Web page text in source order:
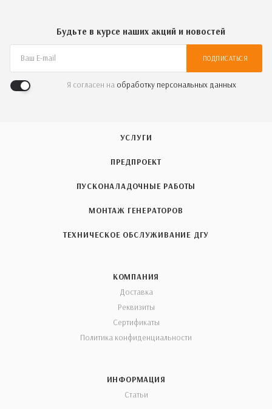
Будьте в курсе наших акций и новостей
ПОДПИСАТЬСЯ
Я согласен на обработку персональных данных
УСЛУГИ
ПРЕДПРОЕКТ
ПУСКОНАЛАДОЧНЫЕ РАБОТЫ
МОНТАЖ ГЕНЕРАТОРОВ
ТЕХНИЧЕСКОЕ ОБСЛУЖИВАНИЕ ДГУ
КОМПАНИЯ
Доставка
Реквизиты
Сертификаты
Политика конфиденциальности
ИНФОРМАЦИЯ
Статьи